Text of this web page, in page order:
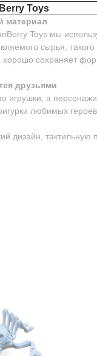
Toys
материал
Toys мы
сырья,
сохраняет
друзьями
игрушки, а
любимых
дизайн,